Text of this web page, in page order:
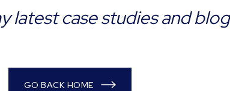
latest case studies and
GO BACK HOME